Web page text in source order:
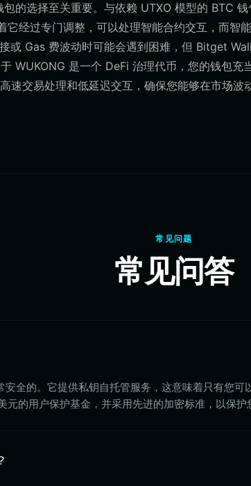
的选择至关重要。与依赖 UTXO 模型的 BTC
经过专门调整，可以处理智能合约交互，而智
或 Gas 费波动时可能会遇到困难，但 Bitget
WUKONG 是一个 DeFi 治理代币，您的钱包充
交易处理和低延迟交互，确保您能够在市场波
常见问题
常见问答
全的。它提供私钥自托管服务，这意味着只有您可
的用户保护基金，并采用先进的加密标准，以保护